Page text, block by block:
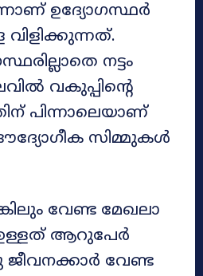
ഉദ്യോഗസ്ഥർ
നട്ടം
വകുപ്പിൻ്റെ
പിന്നാലെയാണ്
സിമ്മുകൾ
വേണ്ട മേഖലാ
ആറുപേർ
വേണ്ട